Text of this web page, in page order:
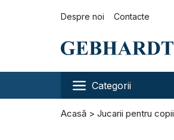
Despre noi Contacte
Categorii
Acasă Jucarii pentru copii